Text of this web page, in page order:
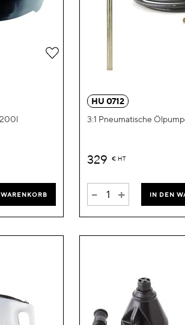
Zur
hinzufügen
HU 0712
3:1 Pneumatische
329 € HT
- + IN DEN